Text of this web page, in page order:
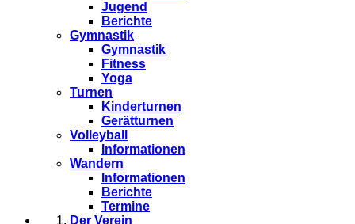
Jugend
Berichte
Gymnastik
Gymnastik
Fitness
Yoga
Turnen
Kinderturnen
Gerätturnen
Volleyball
Informationen
Wandern
Informationen
Berichte
Termine
Der Verein